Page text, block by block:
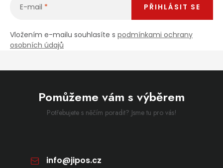
E-mail
Vložením e-mailu souhlasíte s podmínkami ochrany
osobních údajů
PŘIHLÁSIT SE
Pomůžeme vám s výběrem
Potřebujete s něčím poradit? Jsme tu pro vás!
info@jipos.cz